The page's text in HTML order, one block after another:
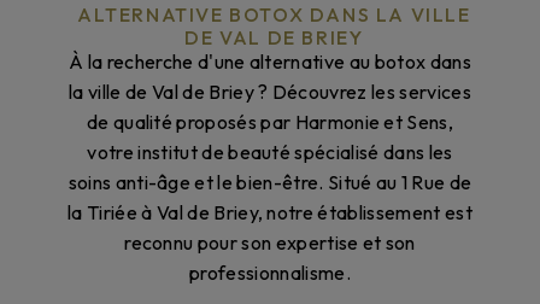
ALTERNATIVE BOTOX DANS LA VILLE
DE VAL DE BRIEY
À la recherche d'une alternative au botox dans
la ville de Val de Briey ? Découvrez les services
de qualité proposés par Harmonie et Sens,
votre institut de beauté spécialisé dans les
soins anti-âge et le bien-être. Situé au 1 Rue de
la Tiriée à Val de Briey, notre établissement est
reconnu pour son expertise et son
professionnalisme.